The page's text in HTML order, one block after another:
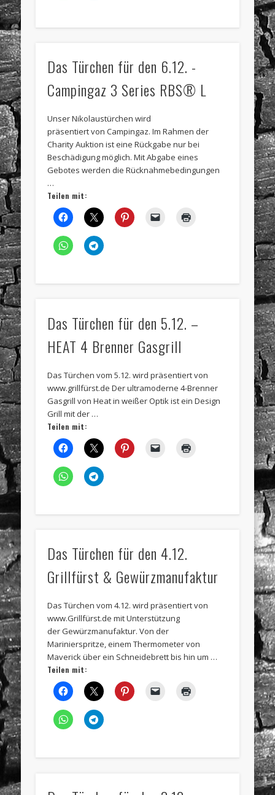
Das Türchen für den 6.12. -
Campingaz 3 Series RBS® L
Unser Nikolaustürchen wird
präsentiert von Campingaz. Im Rahmen der
Charity Auktion ist eine Rückgabe nur bei
Beschädigung möglich. Mit Abgabe eines
Gebotes werden die Rücknahmebedingungen
…
Teilen mit:
Das Türchen für den 5.12. –
HEAT 4 Brenner Gasgrill
Das Türchen vom 5.12. wird präsentiert von
www.grillfürst.de Der ultramoderne 4-Brenner
Gasgrill von Heat in weißer Optik ist ein Design
Grill mit der …
Teilen mit:
Das Türchen für den 4.12.
Grillfürst & Gewürzmanufaktur
Das Türchen vom 4.12. wird präsentiert von
www.Grillfürst.de mit Unterstützung
der Gewürzmanufaktur. Von der
Marinierspritze, einem Thermometer von
Maverick über ein Schneidebrett bis hin um …
Teilen mit: